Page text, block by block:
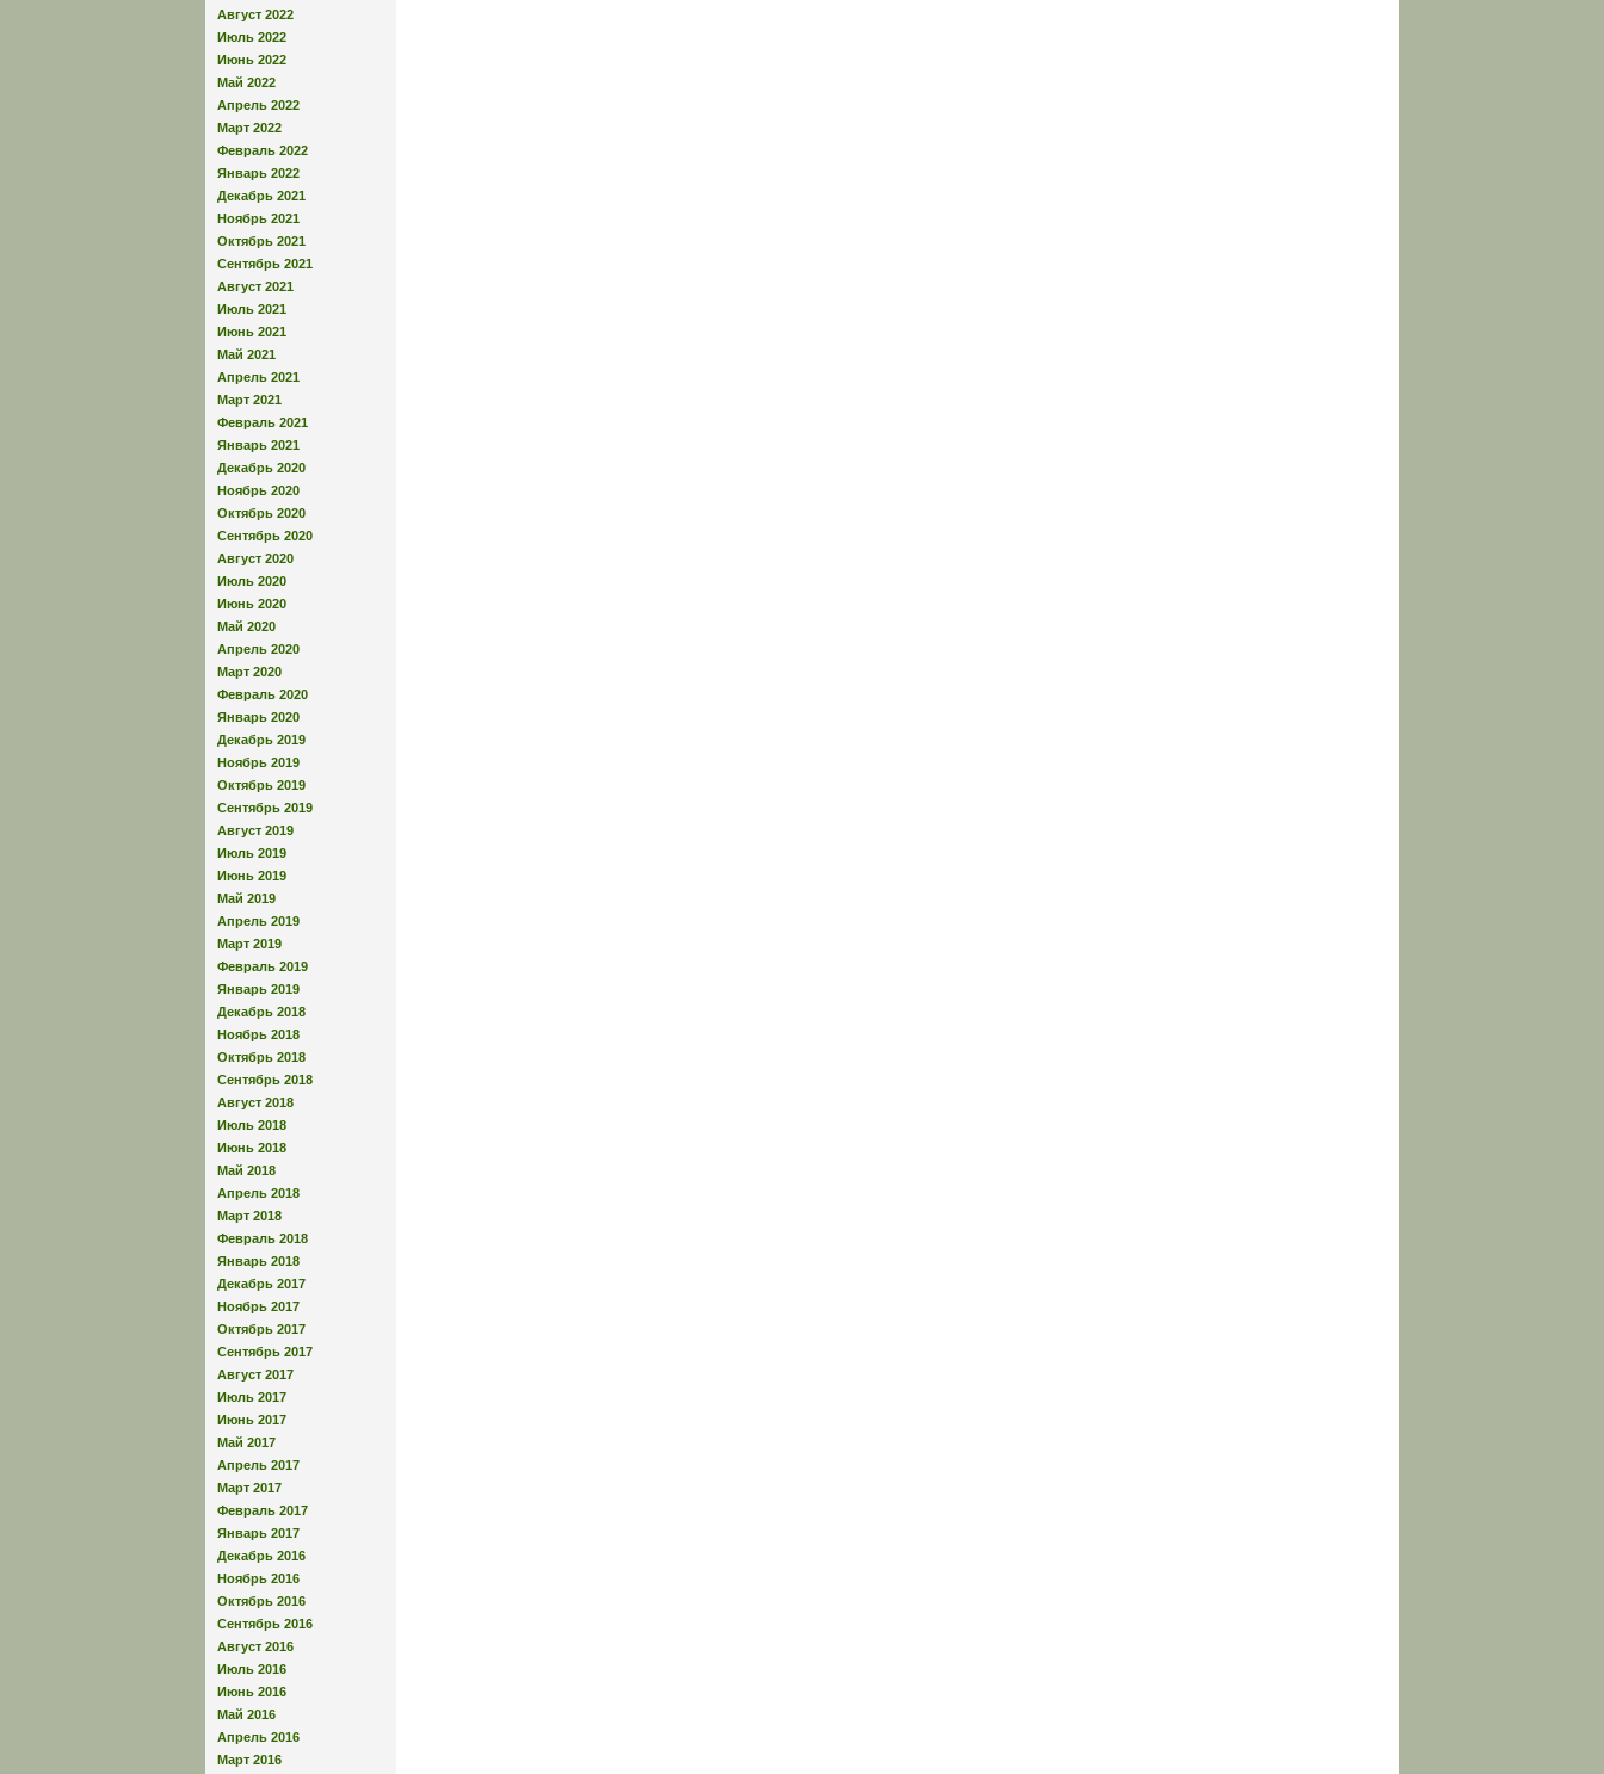
Август 2022
Июль 2022
Июнь 2022
Май 2022
Апрель 2022
Март 2022
Февраль 2022
Январь 2022
Декабрь 2021
Ноябрь 2021
Октябрь 2021
Сентябрь 2021
Август 2021
Июль 2021
Июнь 2021
Май 2021
Апрель 2021
Март 2021
Февраль 2021
Январь 2021
Декабрь 2020
Ноябрь 2020
Октябрь 2020
Сентябрь 2020
Август 2020
Июль 2020
Июнь 2020
Май 2020
Апрель 2020
Март 2020
Февраль 2020
Январь 2020
Декабрь 2019
Ноябрь 2019
Октябрь 2019
Сентябрь 2019
Август 2019
Июль 2019
Июнь 2019
Май 2019
Апрель 2019
Март 2019
Февраль 2019
Январь 2019
Декабрь 2018
Ноябрь 2018
Октябрь 2018
Сентябрь 2018
Август 2018
Июль 2018
Июнь 2018
Май 2018
Апрель 2018
Март 2018
Февраль 2018
Январь 2018
Декабрь 2017
Ноябрь 2017
Октябрь 2017
Сентябрь 2017
Август 2017
Июль 2017
Июнь 2017
Май 2017
Апрель 2017
Март 2017
Февраль 2017
Январь 2017
Декабрь 2016
Ноябрь 2016
Октябрь 2016
Сентябрь 2016
Август 2016
Июль 2016
Июнь 2016
Май 2016
Апрель 2016
Март 2016